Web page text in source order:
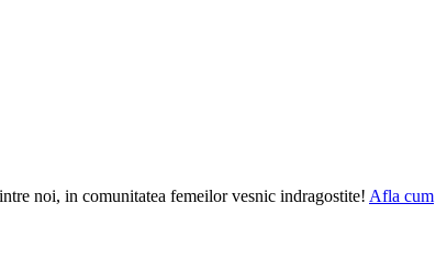
noi, in comunitatea femeilor vesnic indragostite! Afla cum